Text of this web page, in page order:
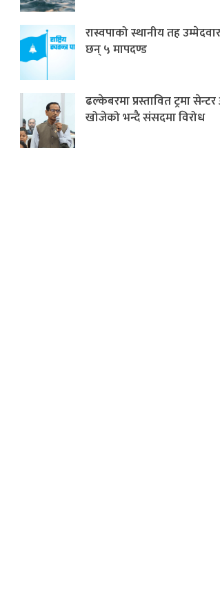
रास्वपाको स्थानीय तह
छन् ५ मापदण्ड
ढल्केबरमा प्रस्तावित ट्रमा
खोजेको भन्दै संसदमा विरोध